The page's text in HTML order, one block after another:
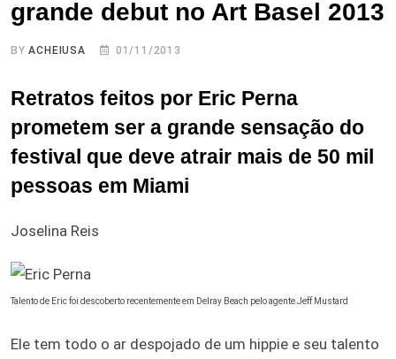
grande debut no Art Basel 2013
BYACHEIUSA 01/11/2013
Retratos feitos por Eric Perna
prometem ser a grande sensação do
festival que deve atrair mais de 50 mil
pessoas em Miami
Joselina Reis
Talento de Eric foi descoberto recentemente em Delray Beach pelo agente Jeff Mustard
Ele tem todo o ar despojado de um hippie e seu talento